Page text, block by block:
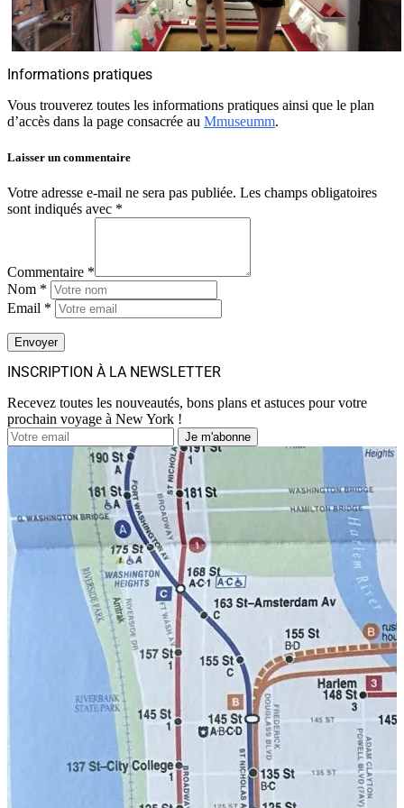
Informations pratiques
Vous trouverez toutes les informations pratiques ainsi que le plan
d’accès dans la page consacrée au Mmuseumm.
Laisser un commentaire
Votre adresse e-mail ne sera pas publiée. Les champs obligatoires
sont indiqués avec *
Commentaire *
Nom *
Email *
INSCRIPTION À LA NEWSLETTER
Recevez toutes les nouveautés, bons plans et astuces pour votre
prochain voyage à New York !
Je m'abonne